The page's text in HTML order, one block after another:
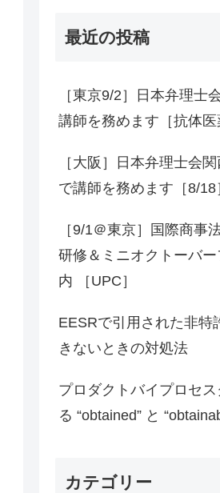
最近の投稿
［東京9/2］日本弁理士
講師を務めます［抗体医
［大阪］日本弁理士会
で講師を務めます［8/18
［9/1＠東京］国際商事
研修＆ミニオクトーバ
内 ［UPC］
EESRで引用された非特
きないときの対処法
プロダクトバイプロセ
る “obtained” と
カテゴリー